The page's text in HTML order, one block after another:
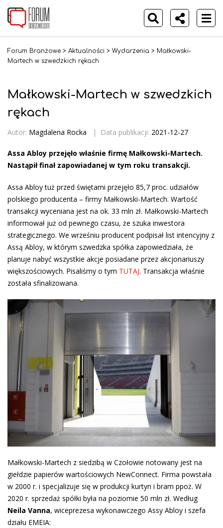
Forum Branżowe > Aktualności > Wydarzenia > Małkowski-
Martech w szwedzkich rękach
Małkowski-Martech w szwedzkich
rękach
Autor: Magdalena Rocka | Data publikacji: 2021-12-27
Assa Abloy przejęło właśnie firmę Małkowski-Martech.
Nastąpił finał zapowiadanej w tym roku transakcji.
Assa Abloy tuż przed świętami przejęło 85,7 proc. udziałów
polskiego producenta – firmy Małkowski-Martech. Wartość
transakcji wyceniana jest na ok. 33 mln zł. Małkowski-Martech
informował już od pewnego czasu, że szuka inwestora
strategicznego. We wrześniu producent podpisał list intencyjny z
Assą Abloy, w którym szwedzka spółka zapowiedziała, że
planuje nabyć wszystkie akcje posiadane przez akcjonariuszy
większościowych. Pisaliśmy o tym TUTAJ. Transakcja właśnie
została sfinalizowana.
Małkowski-Martech z siedzibą w Czołowie notowany jest na
giełdzie papierów wartościowych NewConnect. Firma powstała
w 2000 r. i specjalizuje się w produkcji kurtyn i bram ppoż. W
2020 r. sprzedaż spółki była na poziomie 50 mln zł. Według
Neila Vanna, wiceprezesa wykonawczego Assy Abloy i szefa
działu EMEIA: